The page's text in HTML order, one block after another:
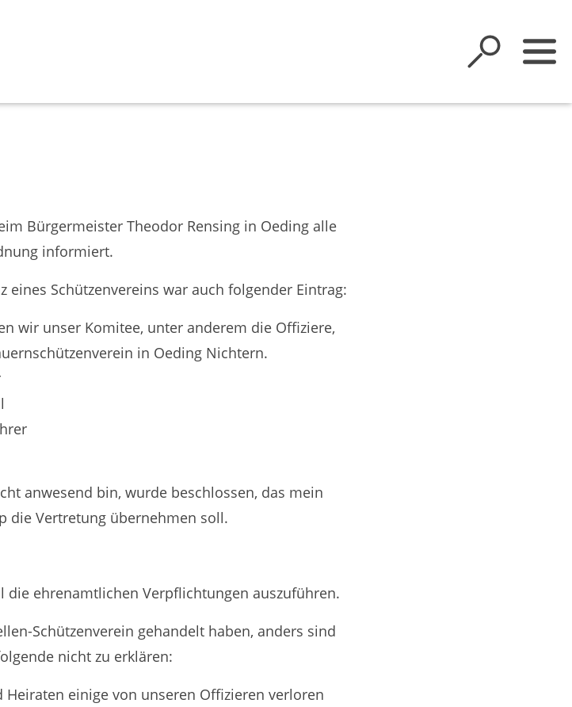
Bürgermeister Theodor Rensing in Oeding alle
informiert.
eines Schützenvereins war auch folgender Eintrag:
wir unser Komitee, unter anderem die Offiziere,
in Oeding Nichtern.
anwesend bin, wurde beschlossen, das mein
die Vertretung übernehmen soll.
die ehrenamtlichen Verpflichtungen auszuführen.
Schützenverein gehandelt haben, anders sind
nicht zu erklären:
Heiraten einige von unseren Offizieren verloren